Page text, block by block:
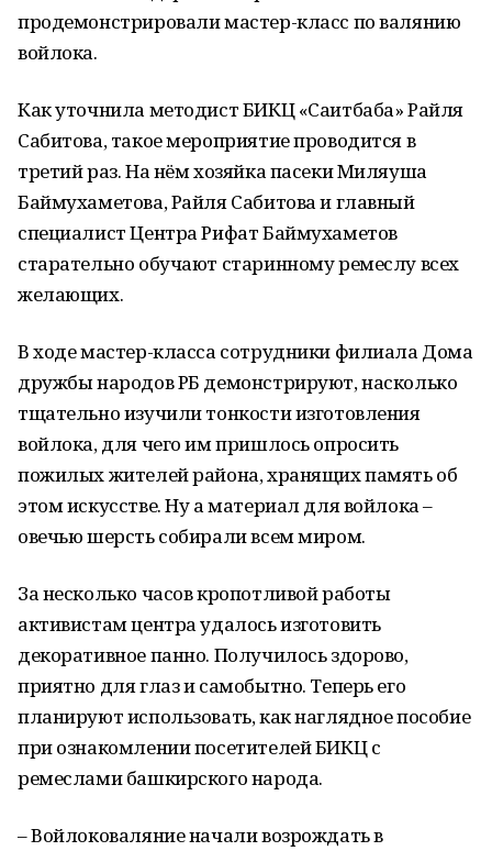
продемонстрировали мастер-класс по валянию
войлока.
Как уточнила методист БИКЦ «Саитбаба» Райля
Сабитова, такое мероприятие проводится в
третий раз. На нём хозяйка пасеки Миляуша
Баймухаметова, Райля Сабитова и главный
специалист Центра Рифат Баймухаметов
старательно обучают старинному ремеслу всех
желающих.
В ходе мастер-класса сотрудники филиала Дома
дружбы народов РБ демонстрируют, насколько
тщательно изучили тонкости изготовления
войлока, для чего им пришлось опросить
пожилых жителей района, хранящих память об
этом искусстве. Ну а материал для войлока –
овечью шерсть собирали всем миром.
За несколько часов кропотливой работы
активистам центра удалось изготовить
декоративное панно. Получилось здорово,
приятно для глаз и самобытно. Теперь его
планируют использовать, как наглядное пособие
при ознакомлении посетителей БИКЦ с
ремеслами башкирского народа.
– Войлоковаляние начали возрождать в